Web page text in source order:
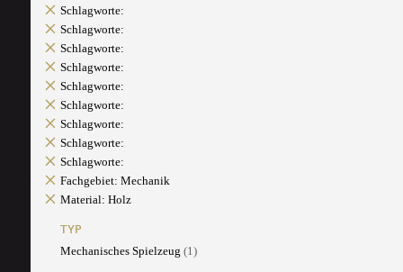
Schlagworte:
Schlagworte:
Schlagworte:
Schlagworte:
Schlagworte:
Schlagworte:
Schlagworte:
Schlagworte:
Schlagworte:
Fachgebiet: Mechanik
Material: Holz
TYP
Mechanisches Spielzeug (1)